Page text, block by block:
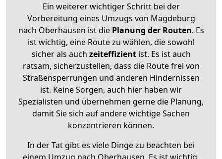
Ein weiterer wichtiger Schritt bei der
Vorbereitung eines Umzugs von Magdeburg
nach Oberhausen ist diePlanung der Routen. Es
ist wichtig, eine Route zu wählen, die sowohl
sicher als auch zeiteffizientist. Es ist auch
ratsam, sicherzustellen, dass die Route frei von
Straßensperrungen und anderen Hindernissen
ist. Keine Sorgen, auch hier haben wir
Spezialisten und übernehmen gerne die Planung,
damit Sie sich auf andere wichtige Sachen
konzentrieren können.
In der Tat gibt es viele Dinge zu beachten bei